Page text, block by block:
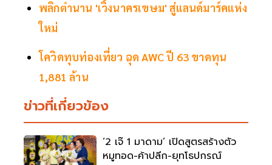
พลิกตำนาน 'เวิ้งนาครเขษม' สู่แลนด์มาร์คแห่ง
ใหม่
โควิดทุบท่องเที่ยว ฉุด AWC ปี 63 ขาดทุน
1,881 ล้าน
ข่าวที่เกี่ยวข้อง
‘2 เจ๊ 1 มาดาม’ เปิดสูตรสร้างตัว
หมูทอด-ค้าปลีก-ยุทโธปกรณ์